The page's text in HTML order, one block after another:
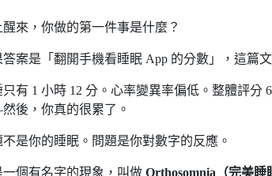
醒來，你做的第一件事是什麼？
答案是「翻開手機看睡眠 App 的分數」，這篇
只有 1 小時 12 分。心率變異率偏低。整體評分
後，你真的很累了。
不是你的睡眠。問題是你對數字的反應。
一個有名字的現象，叫做 Orthosomnia（完美睡